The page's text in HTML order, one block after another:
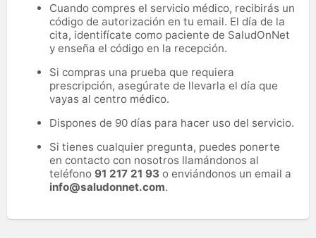
Cuando compres el servicio médico, recibirás un
código de autorización en tu email. El día de la
cita, identifícate como paciente de SaludOnNet
y enseña el código en la recepción.
Si compras una prueba que requiera
prescripción, asegúrate de llevarla el día que
vayas al centro médico.
Dispones de 90 días para hacer uso del servicio.
Si tienes cualquier pregunta, puedes ponerte
en contacto con nosotros llamándonos al
teléfono 91 217 21 93 o enviándonos un email a
info@saludonnet.com.